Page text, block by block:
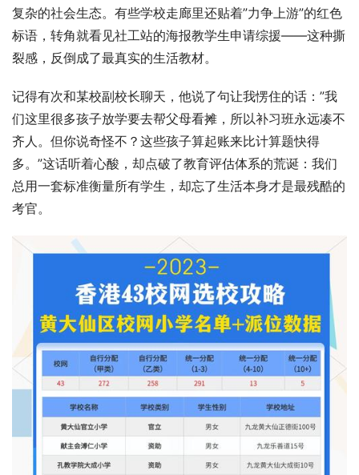
复杂的社会生态。有些学校走廊里还贴着”力争上游”的红色
标语，转角就看见社工站的海报教学生申请综援——这种撕
裂感，反倒成了最真实的生活教材。
记得有次和某校副校长聊天，他说了句让我愣住的话：”我
们这里很多孩子放学要去帮父母看摊，所以补习班永远凑不
齐人。但你说奇怪不？这些孩子算起账来比计算题快得
多。”这话听着心酸，却点破了教育评估体系的荒诞：我们
总用一套标准衡量所有学生，却忘了生活本身才是最残酷的
考官。